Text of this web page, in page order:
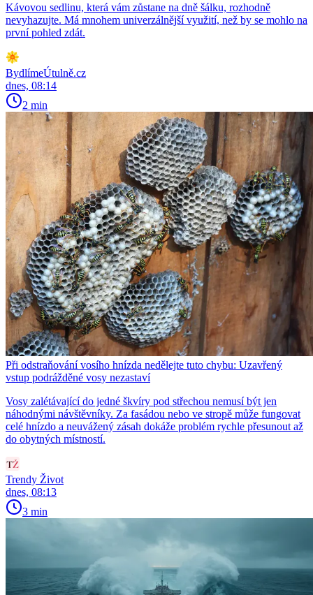
Kávovou sedlinu, která vám zůstane na dně šálku, rozhodně
nevyhazujte. Má mnohem univerzálnější využití, než by se mohlo na
první pohled zdát.
BydlímeÚtulně.cz
dnes, 08:14
2 min
Při odstraňování vosího hnízda nedělejte tuto chybu: Uzavřený
vstup podrážděné vosy nezastaví
Vosy zalétávající do jedné škvíry pod střechou nemusí být jen
náhodnými návštěvníky. Za fasádou nebo ve stropě může fungovat
celé hnízdo a neuvážený zásah dokáže problém rychle přesunout až
do obytných místností.
Trendy Život
dnes, 08:13
3 min